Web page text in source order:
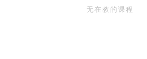
无在教的课程